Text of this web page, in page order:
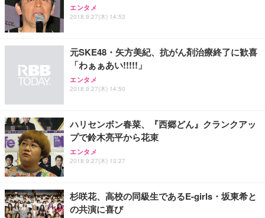
エンタメ
2018.9.27(木) 14:53
元SKE48・矢方美紀、抗がん剤治療終了に歓喜
「わぁぁあい!!!!!」
エンタメ
2018.9.27(木) 14:50
ハリセンボン春菜、『西郷どん』クランクアッ
プで鈴木亮平から花束
エンタメ
2018.9.27(木) 13:27
杉咲花、高校の同級生であるE-girls・坂東希と
の共演に喜び